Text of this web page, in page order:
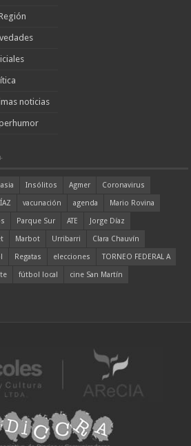
noticias
Insólitos Agmer
Coronavirus
vacunación agenda
Mario Rovina
Parque Sur ATE
Jorge Díaz
Marbot Urribarri
Clara Chauvín
Regatas elecciones
TORNEO FEDERAL A
fútbol local cine San Martín